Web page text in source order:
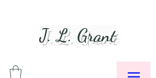
J. L. Grant